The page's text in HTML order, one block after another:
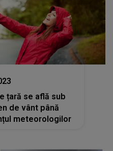
țară se află sub
de vânt până
meteorologilor